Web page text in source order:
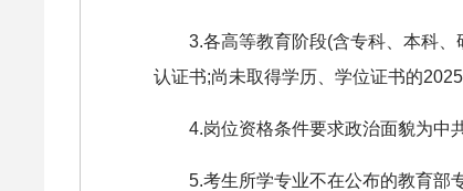
3.各高等教育阶段(含专科、本科
认证书;尚未取得学历、学位证书的
4.岗位资格条件要求政治面貌为中
5.考生所学专业不在公布的教育部